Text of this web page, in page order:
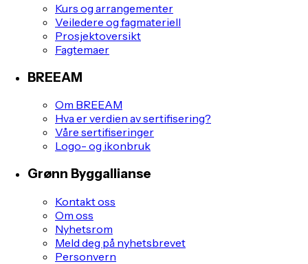
Kurs og arrangementer
Veiledere og fagmateriell
Prosjektoversikt
Fagtemaer
BREEAM
Om BREEAM
Hva er verdien av sertifisering?
Våre sertifiseringer
Logo- og ikonbruk
Grønn Byggallianse
Kontakt oss
Om oss
Nyhetsrom
Meld deg på nyhetsbrevet
Personvern